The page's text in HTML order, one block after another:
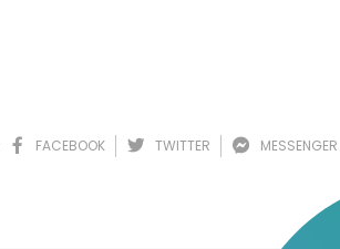
FACEBOOK TWITTER MESSENGER